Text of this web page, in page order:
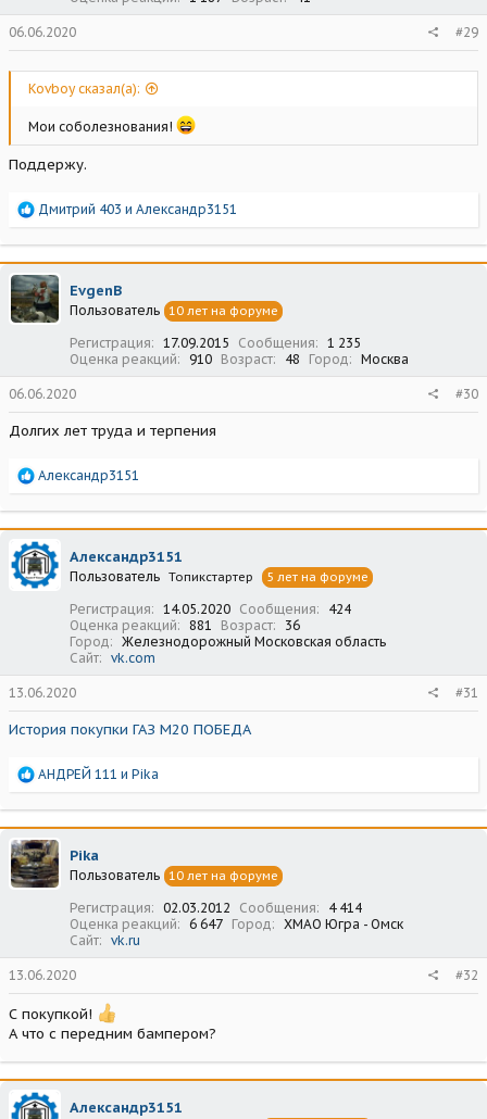
06.06.2020 #29
Kovboy сказал(а):
Мои соболезнования!
Поддержу.
Р
а
к
ц
и
и
Дмитрий 403 и Александр3151
EvgenB
Пользователь 10 лет на форуме
Регистрация 17.09.2015 Сообщения
1 235
Оценка реакций
910 Возраст 48 Город Москва
06.06.2020 #30
Долгих лет труда и терпения
Р
а
к
ц
и
и
Александр3151
Александр3151
Пользователь Топикстартер 5 лет на форуме
Регистрация 14.05.2020 Сообщения
424
Оценка реакций
881 Возраст
36
Город
Железнодорожный Московская область
Сайт
vk.com
13.06.2020 #31
История покупки ГАЗ М20 ПОБЕДА
Р
а
к
ц
и
и
АНДРЕЙ 111 и Pika
Pika
Пользователь 10 лет на форуме
Регистрация 02.03.2012 Сообщения
4 414
Оценка реакций
6 647 Город
ХМАО Югра - Омск
Сайт
vk.ru
13.06.2020 #32
С покупкой!
А что с передним бампером?
Александр3151